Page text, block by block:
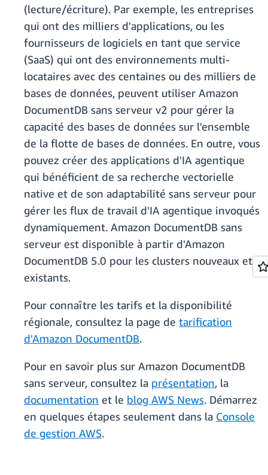
(lecture/écriture). Par exemple, les entreprises
qui ont des milliers d'applications, ou les
fournisseurs de logiciels en tant que service
(SaaS) qui ont des environnements multi-
locataires avec des centaines ou des milliers de
bases de données, peuvent utiliser Amazon
DocumentDB sans serveur v2 pour gérer la
capacité des bases de données sur l'ensemble
de la flotte de bases de données. En outre, vous
pouvez créer des applications d'IA agentique
qui bénéficient de sa recherche vectorielle
native et de son adaptabilité sans serveur pour
gérer les flux de travail d'IA agentique invoqués
dynamiquement. Amazon DocumentDB sans
serveur est disponible à partir d'Amazon
DocumentDB 5.0 pour les clusters nouveaux et
existants.
Pour connaître les tarifs et la disponibilité
régionale, consultez la page de tarification
d'Amazon DocumentDB.
Pour en savoir plus sur Amazon DocumentDB
sans serveur, consultez la présentation, la
documentation et le blog AWS News. Démarrez
en quelques étapes seulement dans la Console
de gestion AWS.